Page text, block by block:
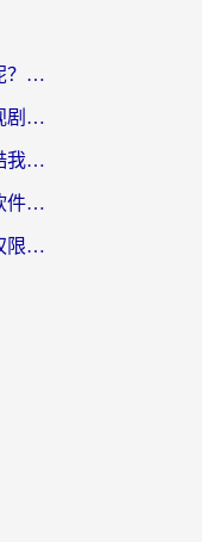
在国外怎么看腾讯视频直播呢？留学生亲测有效的回国加速指南
在日本用什么软件看中国电视剧呢？留学生亲测有效的回国加速方案
海外党必看：在国外怎么用酷我音乐听音乐？告别“地区不支持”的实用指南
在国外怎么能听国内的音乐软件？别让版权限制断了你的“中文歌单”
国外怎么看番剧？别再愁版权限制！一个工具解决所有回国追剧难题